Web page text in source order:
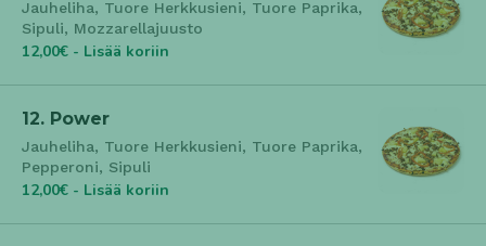
Jauheliha, Tuore Herkkusieni, Tuore Paprika,
Sipuli, Mozzarellajuusto
12,00€ - Lisää koriin
12. Power
Jauheliha, Tuore Herkkusieni, Tuore Paprika,
Pepperoni, Sipuli
12,00€ - Lisää koriin